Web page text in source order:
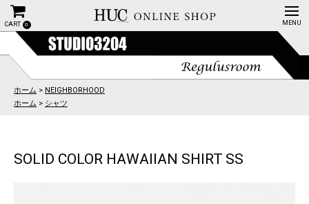
CART 0
ホーム > NEIGHBORHOOD
ホーム > シャツ
SOLID COLOR HAWAIIAN SHIRT SS